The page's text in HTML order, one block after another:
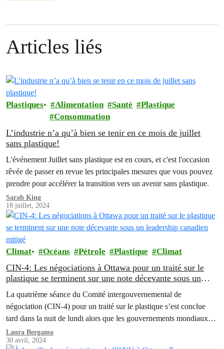
Articles liés
Plastiques Alimentation Santé
Plastique
Consommation
L’industrie n’a qu’à bien se tenir en ce mois de juillet
sans plastique!
L'événement Juillet sans plastique est en cours, et c'est l'occasion
rêvée de passer en revue les principales mesures que vous pouvez
prendre pour accélérer la transition vers un avenir sans plastique.
Sarah King
18 juillet, 2024
Climat Océans Pétrole Plastique Climat
CIN-4: Les négociations à Ottawa pour un traité sur le
plastique se terminent sur une note décevante sous un
leadership canadien mitigé
La quatrième séance du Comité intergouvernemental de
négociation (CIN-4) pour un traité sur le plastique s’est conclue
tard dans la nuit de lundi alors que les gouvernements mondiaux
n'ont pas réussi à se mettre d'accord sur l'inclusion d'une référence
à la réduction de la production de plastique ou aux polymères dans
Laura Bergamo
30 avril, 2024